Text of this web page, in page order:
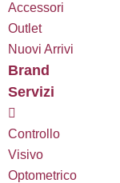
Accessori
Outlet
Nuovi Arrivi
Brand
Servizi
Controllo
Visivo
Optometrico